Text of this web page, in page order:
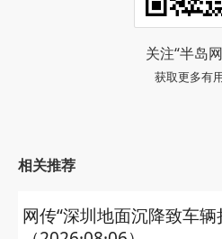
关注“半岛
获取更多有
相关推荐
网传“深圳地面沉降致车辆